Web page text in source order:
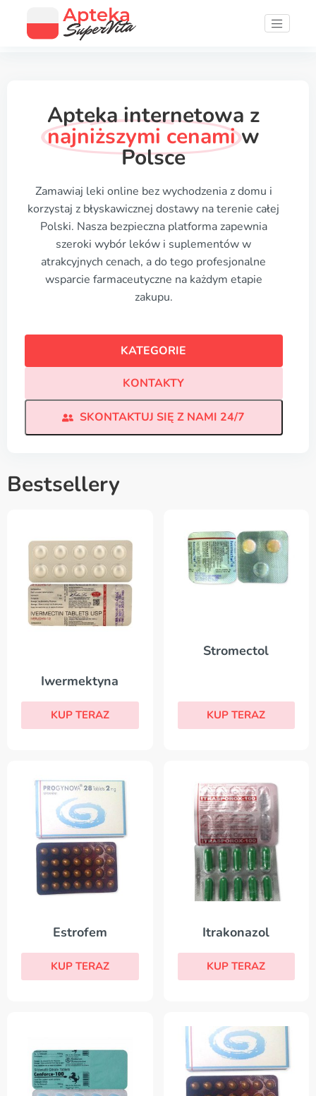
Apteka internetowa z
najniższymi cenamiw
Polsce
Zamawiaj leki online bez wychodzenia z domu i
korzystaj z błyskawicznej dostawy na terenie całej
Polski. Nasza bezpieczna platforma zapewnia
szeroki wybór leków i suplementów w
atrakcyjnych cenach, a do tego profesjonalne
wsparcie farmaceutyczne na każdym etapie
zakupu.
KATEGORIE
KONTAKTY
SKONTAKTUJ SIĘ Z NAMI 24/7
Bestsellery
Iwermektyna
KUP TERAZ
Stromectol
KUP TERAZ
Estrofem
KUP TERAZ
Itrakonazol
KUP TERAZ